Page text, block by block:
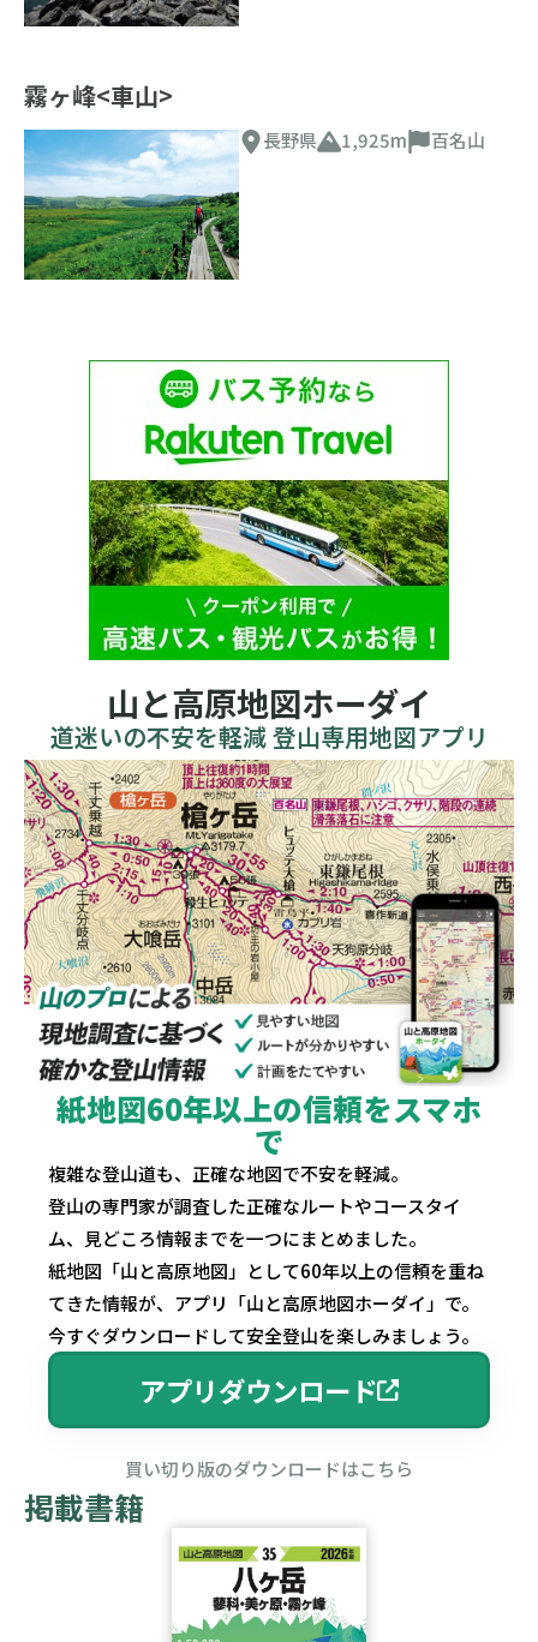
霧ヶ峰<車山>
長野県 1,925m 百名山
山と高原地図ホーダイ
道迷いの不安を軽減 登山専用地図アプリ
紙地図60年以上の信頼をスマホ
で
複雑な登山道も、正確な地図で不安を軽減。
登山の専門家が調査した正確なルートやコースタイ
ム、見どころ情報までを一つにまとめました。
紙地図「山と高原地図」として60年以上の信頼を重ね
てきた情報が、アプリ「山と高原地図ホーダイ」で。
今すぐダウンロードして安全登山を楽しみましょう。
アプリダウンロード
買い切り版のダウンロードはこちら
掲載書籍